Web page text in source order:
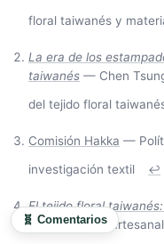
floral taiwanés y
La era de los
taiwanés — Chen
del tejido floral
Comisión Hakka —
investigación textil
↩
El tejido floral
kuei, técnicas
🧬 Comentarios